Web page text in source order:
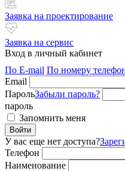
Заявка на проектирование
Заявка на сервис
Вход в личный кабинет
По E-mail По номеру
Email
ПарольЗабыли пароль?
пароль
Запомнить меня
Войти
У вас еще нет доступа?
Телефон
Наименование